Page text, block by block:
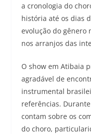
a cronologia do
história até os dias
evolução do gênero
nos arranjos das
O show em Atibaia
agradável de
instrumental
referências.
contam sobre os
do choro,